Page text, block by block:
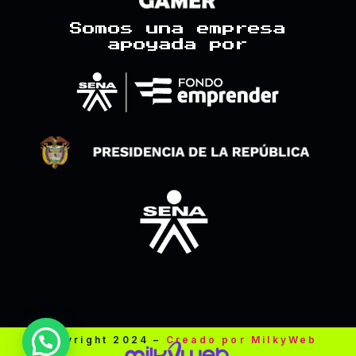
Somos una empresa
apoyada por
Copyright 2024 – Creado por MilkyWeb